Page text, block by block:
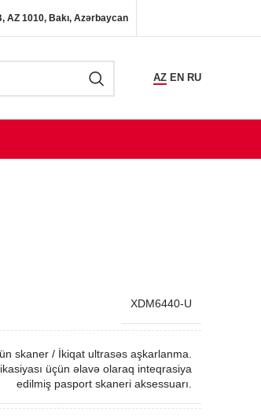
AZ 1010, Bakı, Azərbaycan
AZ EN RU
XDM6440-U
skaner / İkiqat ultrasəs aşkarlanma.
üçün əlavə olaraq inteqrasiya
edilmiş pasport skaneri aksessuarı.